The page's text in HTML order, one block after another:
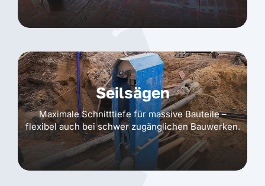
Seilsägen
Maximale Schnitttiefe für massive Bauteile –
flexibel auch bei schwer zugänglichen Bauwerken.